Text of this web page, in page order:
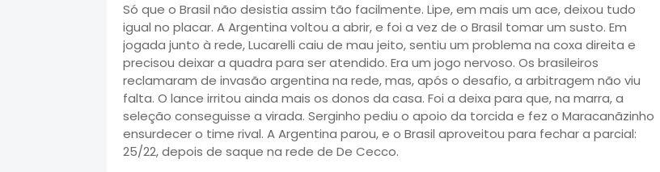
Só que o Brasil não desistia assim tão facilmente. Lipe, em mais um ace, deixou tudo
igual no placar. A Argentina voltou a abrir, e foi a vez de o Brasil tomar um susto. Em
jogada junto à rede, Lucarelli caiu de mau jeito, sentiu um problema na coxa direita e
precisou deixar a quadra para ser atendido. Era um jogo nervoso. Os brasileiros
reclamaram de invasão argentina na rede, mas, após o desafio, a arbitragem não viu
falta. O lance irritou ainda mais os donos da casa. Foi a deixa para que, na marra, a
seleção conseguisse a virada. Serginho pediu o apoio da torcida e fez o Maracanãzinho
ensurdecer o time rival. A Argentina parou, e o Brasil aproveitou para fechar a parcial:
25/22, depois de saque na rede de De Cecco.